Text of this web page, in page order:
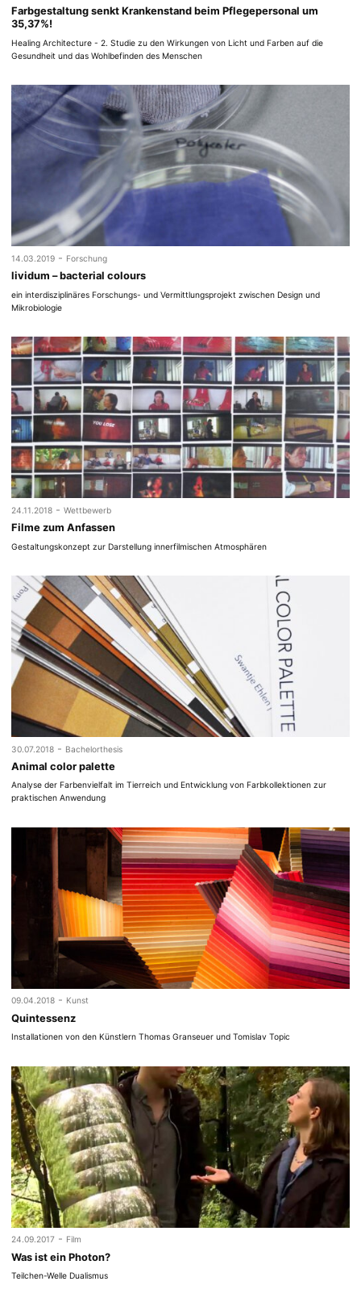
Farbgestaltung senkt Krankenstand beim Pflegepersonal um
35,37%!
Healing Architecture - 2. Studie zu den Wirkungen von Licht und Farben auf die
Gesundheit und das Wohlbefinden des Menschen
14.03.2019 - Forschung
lividum – bacterial colours
ein interdisziplinäres Forschungs- und Vermittlungsprojekt zwischen Design und
Mikrobiologie
24.11.2018 - Wettbewerb
Filme zum Anfassen
Gestaltungskonzept zur Darstellung innerfilmischen Atmosphären
30.07.2018 - Bachelorthesis
Animal color palette
Analyse der Farbenvielfalt im Tierreich und Entwicklung von Farbkollektionen zur
praktischen Anwendung
09.04.2018 - Kunst
Quintessenz
Installationen von den Künstlern Thomas Granseuer und Tomislav Topic
24.09.2017 - Film
Was ist ein Photon?
Teilchen-Welle Dualismus